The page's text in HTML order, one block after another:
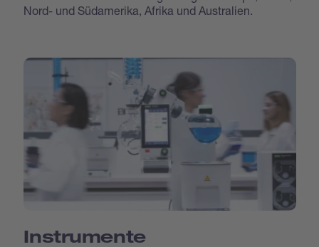
Nord- und Südamerika, Afrika und Australien.
Instrumente